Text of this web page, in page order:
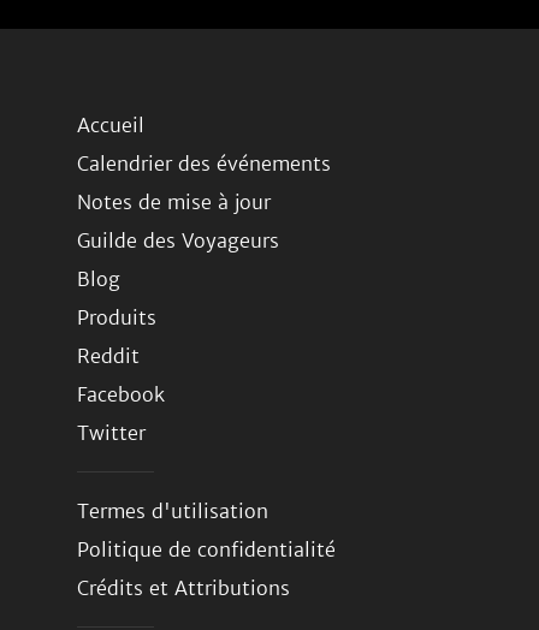
Accueil
Calendrier des événements
Notes de mise à jour
Guilde des Voyageurs
Blog
Produits
Reddit
Facebook
Twitter
Termes d'utilisation
Politique de confidentialité
Crédits et Attributions